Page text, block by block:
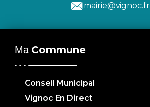
mairie@vignoc.fr
Ma Commune
Conseil Municipal
Vignoc En Direct